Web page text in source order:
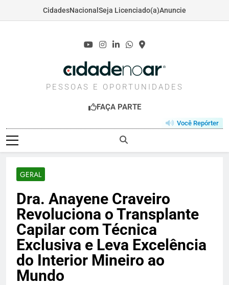
CidadesNacional Seja Licenciado(a)Anuncie
CIDADENOAR.COM
PESSOAS E OPORTUNIDADES
FAÇA PARTE
Você Repórter
GERAL
Dra. Anayene Craveiro
Revoluciona o Transplante
Capilar com Técnica
Exclusiva e Leva Excelência
do Interior Mineiro ao
Mundo